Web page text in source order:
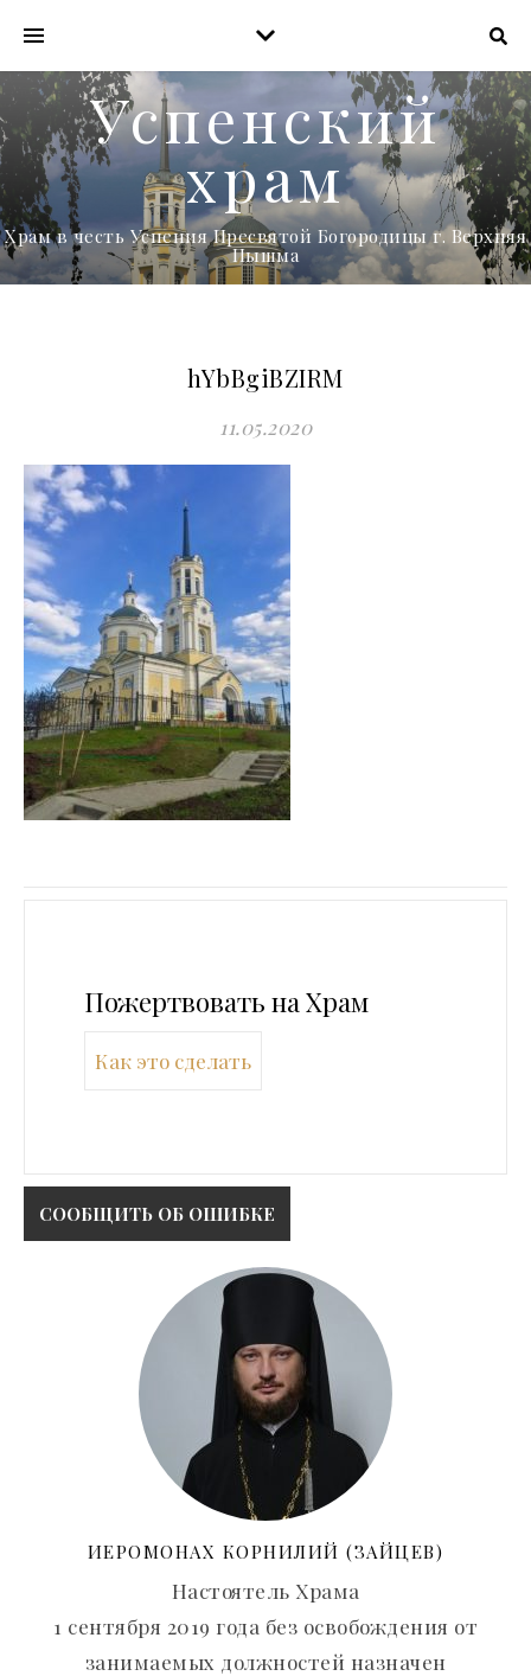
Успенский
храм
Храм в честь Успения Пресвятой Богородицы г. Верхняя
Пышма
hYbBgiBZIRM
11.05.2020
Пожертвовать на Храм
Как это сделать
ИЕРОМОНАХ КОРНИЛИЙ (ЗАЙЦЕВ)
Настоятель Храма
1 сентября 2019 года без освобождения от
занимаемых должностей назначен